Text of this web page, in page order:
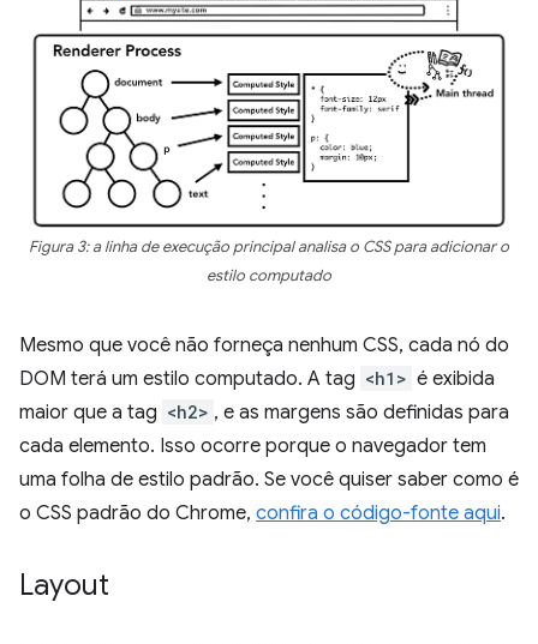
Figura 3: a linha de execução principal analisa o CSS para adicionar o
estilo computado
Mesmo que você não forneça nenhum CSS, cada nó do
DOM terá um estilo computado. A tag <h1> é exibida
maior que a tag <h2> , e as margens são definidas para
cada elemento. Isso ocorre porque o navegador tem
uma folha de estilo padrão. Se você quiser saber como é
o CSS padrão do Chrome, confira o código-fonte aqui.
Layout